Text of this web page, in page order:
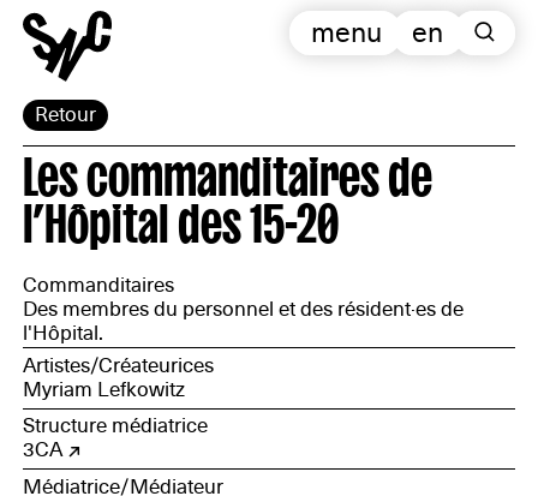
Retour
en
menu
Les commanditaires de
l’Hôpital des 15-20
Commanditaires
Des membres du personnel et des résident·es de
l'Hôpital.
Artistes/Créateurices
Myriam Lefkowitz
Structure médiatrice
3CA
Médiatrice/Médiateur